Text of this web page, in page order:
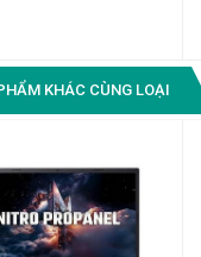
KHÁC CÙNG LOẠI